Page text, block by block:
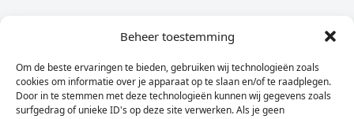
Beheer toestemming
Om de beste ervaringen te bieden, gebruiken wij technologieën zoals
cookies om informatie over je apparaat op te slaan en/of te raadplegen.
Door in te stemmen met deze technologieën kunnen wij gegevens zoals
surfgedrag of unieke ID's op deze site verwerken. Als je geen
Dagelijks het laatste nieuws in je e-mail?
Vul
hier
je